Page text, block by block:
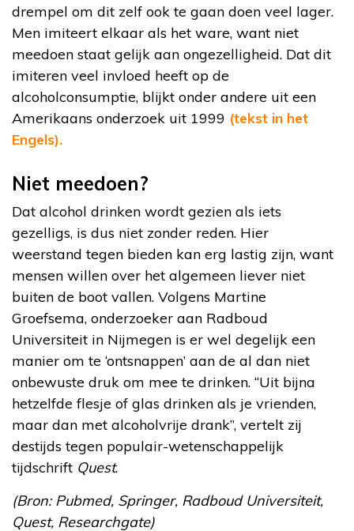
drempel om dit zelf ook te gaan doen veel lager.
Men imiteert elkaar als het ware, want niet
meedoen staat gelijk aan ongezelligheid. Dat dit
imiteren veel invloed heeft op de
alcoholconsumptie, blijkt onder andere uit een
Amerikaans onderzoek uit 1999 (tekst in het
Engels).
Niet meedoen?
Dat alcohol drinken wordt gezien als iets
gezelligs, is dus niet zonder reden. Hier
weerstand tegen bieden kan erg lastig zijn, want
mensen willen over het algemeen liever niet
buiten de boot vallen. Volgens Martine
Groefsema, onderzoeker aan Radboud
Universiteit in Nijmegen is er wel degelijk een
manier om te ‘ontsnappen’ aan de al dan niet
onbewuste druk om mee te drinken. “Uit bijna
hetzelfde flesje of glas drinken als je vrienden,
maar dan met alcoholvrije drank”, vertelt zij
destijds tegen populair-wetenschappelijk
tijdschrift Quest.
(Bron: Pubmed, Springer, Radboud Universiteit,
Quest, Researchgate)